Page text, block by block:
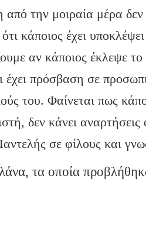
την μοιραία μέρα δεν
κάποιος έχει
αν κάποιος έκλεψε
έχει πρόσβαση σε
του. Φαίνεται πως
δεν κάνει
σε φίλους και
τα οποία